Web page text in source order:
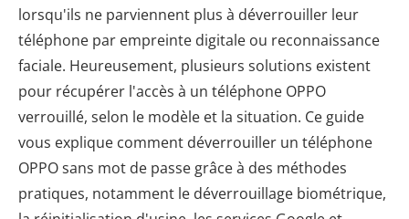
lorsqu'ils ne parviennent plus à déverrouiller leur
téléphone par empreinte digitale ou reconnaissance
faciale. Heureusement, plusieurs solutions existent
pour récupérer l'accès à un téléphone OPPO
verrouillé, selon le modèle et la situation. Ce guide
vous explique comment déverrouiller un téléphone
OPPO sans mot de passe grâce à des méthodes
pratiques, notamment le déverrouillage biométrique,